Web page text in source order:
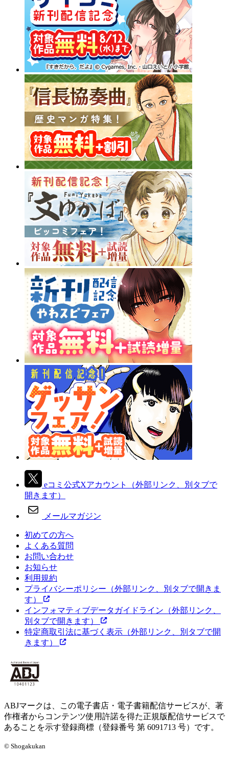
eコミ公式Xアカウント
（外部リンク、別タブで
開きます）
メールマガジン
初めての方へ
よくある質問
お問い合わせ
お知らせ
利用規約
プライバシーポリシー （外部リンク、別タブで開きま
す）
インフォマティブデータガイドライン （外部リンク、
別タブで開きます）
特定商取引法に基づく表示 （外部リンク、別タブで開
きます）
ABJマークは、この電子書店・電子書籍配信サービスが、著
作権者からコンテンツ使用許諾を得た正規版配信サービスで
あることを示す登録商標（登録番号 第 6091713 号）です。
© Shogakukan